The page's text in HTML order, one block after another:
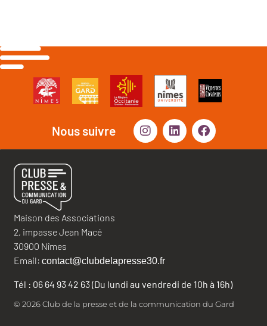
Nous suivre
Maison des Associations
2, impasse Jean Macé
30900 Nîmes
Email: contact@clubdelapresse30.fr
Tél : 06 64 93 42 63 (Du lundi au vendredi de 10h à 16h)
© 2026 Club de la presse et de la communication du Gard